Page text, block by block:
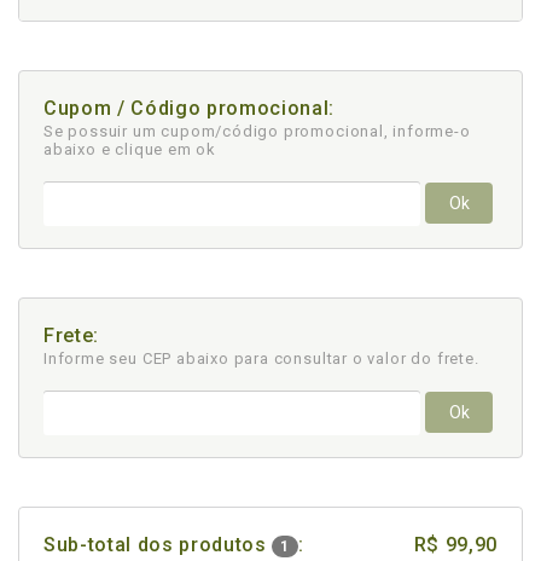
Cupom / Código promocional:
Se possuir um cupom/código promocional, informe-o
abaixo e clique em ok
Ok
Frete:
Informe seu CEP abaixo para consultar o valor do frete.
Ok
Sub-total dos produtos 1 : R$ 99,90